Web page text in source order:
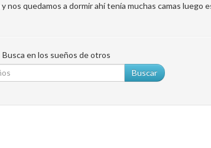
nos quedamos a dormir ahí tenía muchas camas
Busca en los sueños de otros
Buscar